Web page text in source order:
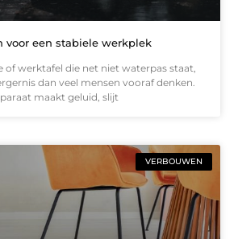
voor een stabiele werkplek
of werktafel die net niet waterpas staat,
dan veel mensen vooraf denken.
maakt geluid, slijt
VERBOUWEN